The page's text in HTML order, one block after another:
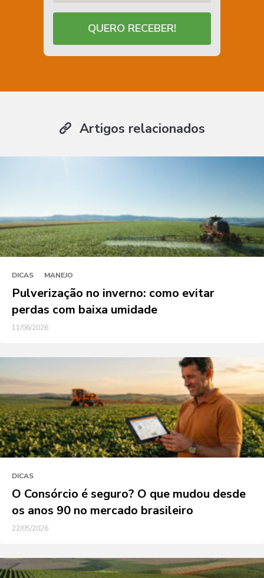
QUERO RECEBER!
Artigos relacionados
DICAS MANEJO
Pulverização no inverno: como evitar
perdas com baixa umidade
11/06/2026
DICAS
O Consórcio é seguro? O que mudou desde
os anos 90 no mercado brasileiro
22/05/2026